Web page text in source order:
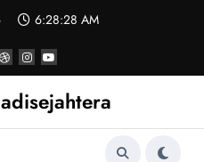
6:28:28 AM